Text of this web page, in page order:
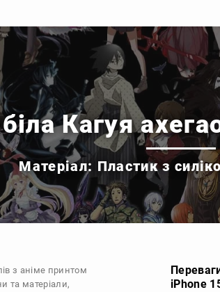
Кагуя
Матеріал: Пластик з
з аніме принтом
та матеріали,
iPhone